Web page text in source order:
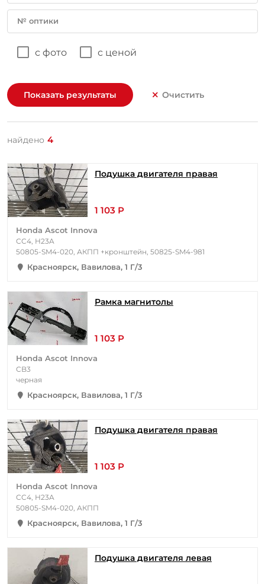
№ оптики
с фото с ценой
Показать результаты Очистить
найдено 4
Подушка двигателя правая
1 103 Р
Honda Ascot Innova
CC4, H23A
50805-SM4-020, АКПП +кронштейн, 50825-SM4-981
Красноярск, Вавилова, 1 Г/3
Рамка магнитолы
1 103 Р
Honda Ascot Innova
CB3
черная
Красноярск, Вавилова, 1 Г/3
Подушка двигателя правая
1 103 Р
Honda Ascot Innova
CC4, H23A
50805-SM4-020, АКПП
Красноярск, Вавилова, 1 Г/3
Подушка двигателя левая